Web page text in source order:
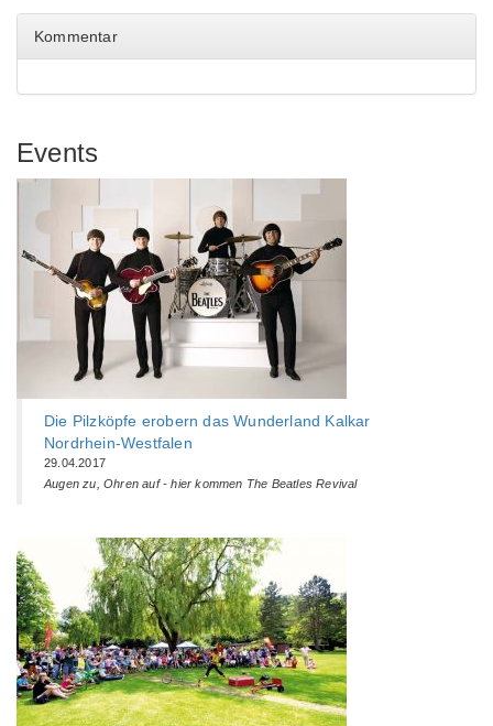
Kommentar
Events
Die Pilzköpfe erobern das Wunderland Kalkar
Nordrhein-Westfalen
29.04.2017
Augen zu, Ohren auf - hier kommen The Beatles Revival